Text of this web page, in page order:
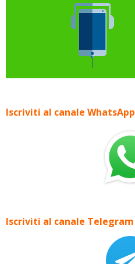
Iscriviti al canale WhatsApp
Iscriviti al canale Telegram